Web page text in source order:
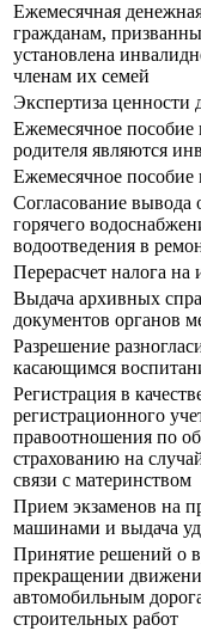
Ежемесячная
гражданам,
установлена
членам их семей
Экспертиза ценности
Ежемесячное пособие
родителя являются
Ежемесячное пособие
Согласование вывода
горячего
водоотведения в
Перерасчет налога
Выдача архивных
документов органов
Разрешение
касающимся
Регистрация в
регистрационного
правоотношения по
страхованию на
связи с материнством
Прием экзаменов на
машинами и выдача
Принятие решений о
прекращении
автомобильным
строительных работ